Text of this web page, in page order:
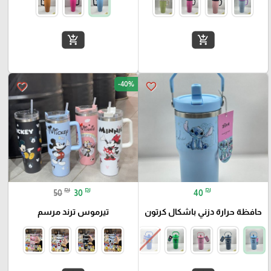
add_shopping_cart
add_shopping_cart
favorite_border
40 ₪
حافظة حرارة دزني باشكال كرتون
favorite_border -40%
50 ₪ 30 ₪
تيرموس ترند مرسم